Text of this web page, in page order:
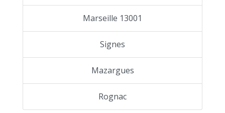
Marseille 13001
Signes
Mazargues
Rognac